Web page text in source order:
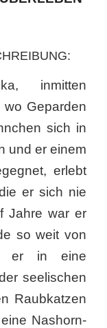
inmitten
wo Geparden
sich in
und er einem
erlebt
er sich nie
Jahre war er
so weit von
er in eine
seelischen
Raubkatzen
Nashorn-